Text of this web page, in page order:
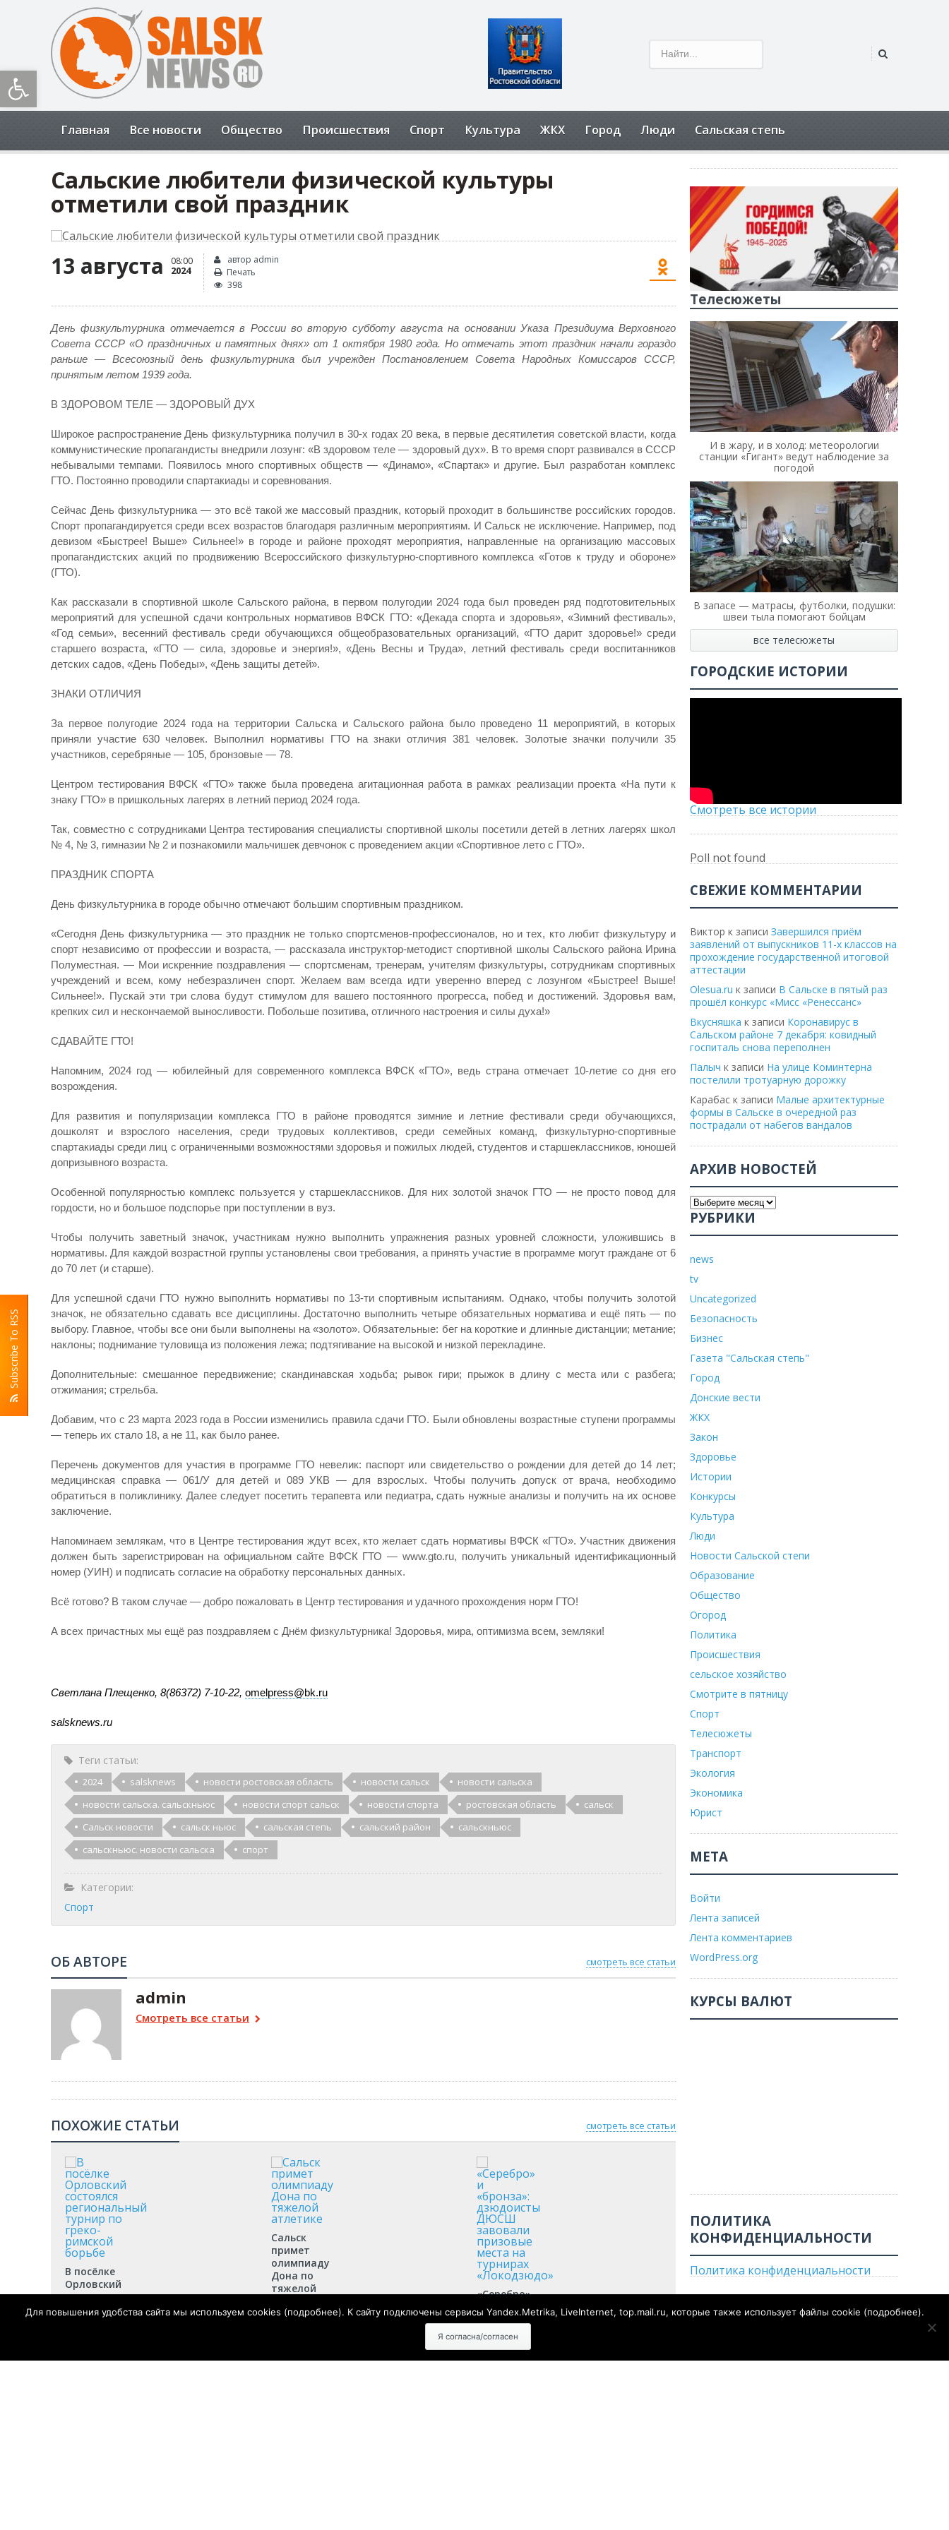
Открыть панель инструментов
Subscribe To RSS
Главная Все новости Общество Происшествия Спорт Культура ЖКХ Город Люди Сальская степь
Сальские любители физической культуры
отметили свой праздник
13 августа 08:00
2024
автор admin
Печать
398
День физкультурника отмечается в России во вторую субботу августа на основании Указа Президиума Верховного
Совета СССР «О праздничных и памятных днях» от 1 октября 1980 года. Но отмечать этот праздник начали гораздо
раньше — Всесоюзный день физкультурника был учрежден Постановлением Совета Народных Комиссаров СССР,
принятым летом 1939 года.
В ЗДОРОВОМ ТЕЛЕ — ЗДОРОВЫЙ ДУХ
Широкое распространение День физкультурника получил в 30-х годах 20 века, в первые десятилетия советской власти, когда
коммунистические пропагандисты внедрили лозунг: «В здоровом теле — здоровый дух». В то время спорт развивался в СССР
небывалыми темпами. Появилось много спортивных обществ — «Динамо», «Спартак» и другие. Был разработан комплекс
ГТО. Постоянно проводили спартакиады и соревнования.
Сейчас День физкультурника — это всё такой же массовый праздник, который проходит в большинстве российских городов.
Спорт пропагандируется среди всех возрастов благодаря различным мероприятиям. И Сальск не исключение. Например, под
девизом «Быстрее! Выше» Сильнее!» в городе и районе проходят мероприятия, направленные на организацию массовых
пропагандистских акций по продвижению Всероссийского физкультурно-спортивного комплекса «Готов к труду и обороне»
(ГТО).
Как рассказали в спортивной школе Сальского района, в первом полугодии 2024 года был проведен ряд подготовительных
мероприятий для успешной сдачи контрольных нормативов ВФСК ГТО: «Декада спорта и здоровья», «Зимний фестиваль»,
«Год семьи», весенний фестиваль среди обучающихся общеобразовательных организаций, «ГТО дарит здоровье!» среди
старшего возраста, «ГТО — сила, здоровье и энергия!», «День Весны и Труда», летний фестиваль среди воспитанников
детских садов, «День Победы», «День защиты детей».
ЗНАКИ ОТЛИЧИЯ
За первое полугодие 2024 года на территории Сальска и Сальского района было проведено 11 мероприятий, в которых
приняли участие 630 человек. Выполнил нормативы ГТО на знаки отличия 381 человек. Золотые значки получили 35
участников, серебряные — 105, бронзовые — 78.
Центром тестирования ВФСК «ГТО» также была проведена агитационная работа в рамках реализации проекта «На пути к
знаку ГТО» в пришкольных лагерях в летний период 2024 года.
Так, совместно с сотрудниками Центра тестирования специалисты спортивной школы посетили детей в летних лагерях школ
№ 4, № 3, гимназии № 2 и познакомили мальчишек девчонок с проведением акции «Спортивное лето с ГТО».
ПРАЗДНИК СПОРТА
День физкультурника в городе обычно отмечают большим спортивным праздником.
«Сегодня День физкультурника — это праздник не только спортсменов-профессионалов, но и тех, кто любит физкультуру и
спорт независимо от профессии и возраста, — рассказала инструктор-методист спортивной школы Сальского района Ирина
Полуместная. — Мои искренние поздравления — спортсменам, тренерам, учителям физкультуры, сотрудникам спортивных
учреждений и всем, кому небезразличен спорт. Желаем вам всегда идти уверенно вперед с лозунгом «Быстрее! Выше!
Сильнее!». Пускай эти три слова будут стимулом для вашего постоянного прогресса, побед и достижений. Здоровья вам,
крепких сил и нескончаемой выносливости. Побольше позитива, отличного настроения и силы духа!»
СДАВАЙТЕ ГТО!
Напомним, 2024 год — юбилейный для современного комплекса ВФСК «ГТО», ведь страна отмечает 10-летие со дня его
возрождения.
Для развития и популяризации комплекса ГТО в районе проводятся зимние и летние фестивали среди обучающихся,
дошколят и взрослого населения, среди трудовых коллективов, среди семейных команд, физкультурно-спортивные
спартакиады среди лиц с ограниченными возможностями здоровья и пожилых людей, студентов и старшеклассников, юношей
допризывного возраста.
Особенной популярностью комплекс пользуется у старшеклассников. Для них золотой значок ГТО — не просто повод для
гордости, но и большое подспорье при поступлении в вуз.
Чтобы получить заветный значок, участникам нужно выполнить упражнения разных уровней сложности, уложившись в
нормативы. Для каждой возрастной группы установлены свои требования, а принять участие в программе могут граждане от 6
до 70 лет (и старше).
Для успешной сдачи ГТО нужно выполнить нормативы по 13-ти спортивным испытаниям. Однако, чтобы получить золотой
значок, не обязательно сдавать все дисциплины. Достаточно выполнить четыре обязательных норматива и ещё пять — по
выбору. Главное, чтобы все они были выполнены на «золото». Обязательные: бег на короткие и длинные дистанции; метание;
наклоны; поднимание туловища из положения лежа; подтягивание на высокой и низкой перекладине.
Дополнительные: смешанное передвижение; скандинавская ходьба; рывок гири; прыжок в длину с места или с разбега;
отжимания; стрельба.
Добавим, что с 23 марта 2023 года в России изменились правила сдачи ГТО. Были обновлены возрастные ступени программы
— теперь их стало 18, а не 11, как было ранее.
Перечень документов для участия в программе ГТО невелик: паспорт или свидетельство о рождении для детей до 14 лет;
медицинская справка — 061/У для детей и 089 УКВ — для взрослых. Чтобы получить допуск от врача, необходимо
обратиться в поликлинику. Далее следует посетить терапевта или педиатра, сдать нужные анализы и получить на их основе
заключение.
Напоминаем землякам, что в Центре тестирования ждут всех, кто желает сдать нормативы ВФСК «ГТО». Участник движения
должен быть зарегистрирован на официальном сайте ВФСК ГТО — www.gto.ru, получить уникальный идентификационный
номер (УИН) и подписать согласие на обработку персональных данных.
Всё готово? В таком случае — добро пожаловать в Центр тестирования и удачного прохождения норм ГТО!
А всех причастных мы ещё раз поздравляем с Днём физкультурника! Здоровья, мира, оптимизма всем, земляки!
Светлана Плещенко, 8(86372) 7-10-22, omelpress@bk.ru
salsknews.ru
Теги статьи:
2024 salsknews новости ростовская область новости сальск
новости сальска
новости сальска. сальскньюс
новости спорт сальск новости спорта ростовская область
сальск
Сальск новости
сальск ньюс сальская степь сальский район
сальскньюс
сальскньюс. новости сальска
спорт
Категории:
Спорт
смотреть все статьи
ОБ АВТОРЕ
admin
Смотреть все статьи
смотреть все статьи
ПОХОЖИЕ СТАТЬИ
В посёлке
Орловский
состоялся
региональный
турнир по
борьбе
Сальск
примет
олимпиаду
Дона по
тяжелой
«Серебро»
и «бронза»:
дзюдоисты
ДЮСШ
завовали
призовые
Телесюжеты
И в жару, и в холод: метеорологии
станции «Гигант» ведут наблюдение за
погодой
В запасе — матрасы, футболки, подушки:
швеи тыла помогают бойцам
все телесюжеты
ГОРОДСКИЕ ИСТОРИИ
Смотреть все истории
Poll not found
СВЕЖИЕ КОММЕНТАРИИ
Виктор к записи Завершился приём
заявлений от выпускников 11-х классов на
прохождение государственной итоговой
аттестации
Olesua.ru к записи В Сальске в пятый раз
прошёл конкурс «Мисс «Ренессанс»
Вкусняшка к записи Коронавирус в
Сальском районе 7 декабря: ковидный
госпиталь снова переполнен
Палыч к записи На улице Коминтерна
постелили тротуарную дорожку
Карабас к записи Малые архитектурные
формы в Сальске в очередной раз
пострадали от набегов вандалов
АРХИВ НОВОСТЕЙ
РУБРИКИ
news
tv
Uncategorized
Безопасность
Бизнес
Газета "Сальская степь"
Город
Донские вести
ЖКХ
Закон
Здоровье
Истории
Конкурсы
Культура
Люди
Новости Сальской степи
Образование
Общество
Огород
Политика
Происшествия
сельское хозяйство
Смотрите в пятницу
Спорт
Телесюжеты
Транспорт
Экология
Экономика
Юрист
МЕТА
Войти
Лента записей
Лента комментариев
WordPress.org
КУРСЫ ВАЛЮТ
ПОЛИТИКА
КОНФИДЕНЦИАЛЬНОСТИ
Политика конфиденциальности
Для повышения удобства сайта мы используем cookies (подробнее). К сайту подключены сервисы Yandex.Metrika, LiveInternet, top.mail.ru, которые также использует файлы cookie (подробнее).
Я согласна/согласен